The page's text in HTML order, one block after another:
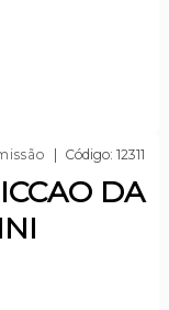
Código: 12311
DA